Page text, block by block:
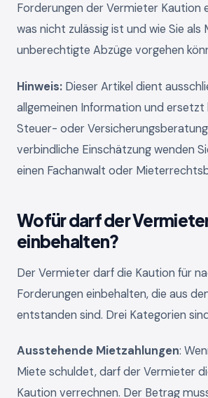
Forderungen der Vermieter Kaution
was nicht zulässig ist und wie Sie als
unberechtigte Abzüge vorgehen
Hinweis: Dieser Artikel dient
allgemeinen Information und ersetzt
Steuer- oder
verbindliche Einschätzung wenden
einen Fachanwalt oder
Wofür darf der
einbehalten?
Der Vermieter darf die Kaution für
Forderungen einbehalten, die aus
entstanden sind. Drei Kategorien
Ausstehende Mietzahlungen:
Miete schuldet, darf der Vermieter
Kaution verrechnen. Der Betrag